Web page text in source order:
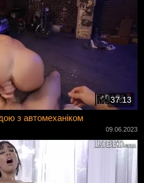
37:13
з автомеханіком
09.06.2023